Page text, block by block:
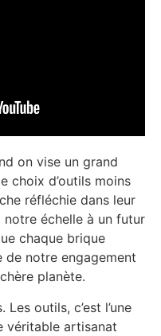
on vise un grand
choix d’outils moins
réfléchie dans leur
échelle à un futur
chaque brique
notre engagement
planète.
outils, c’est l’une
véritable artisanat